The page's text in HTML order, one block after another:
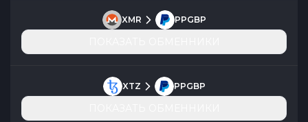
XMR PPGBP
XTZ PPGBP